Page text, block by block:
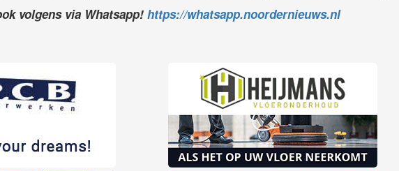
volgens via Whatsapp! https://whatsapp.noordernieuws.nl